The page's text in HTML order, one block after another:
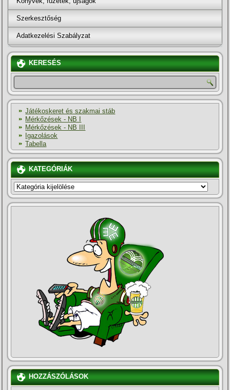
Szerkesztőség
Adatkezelési Szabályzat
KERESÉS
Játékoskeret és szakmai stáb
Mérkőzések - NB I
Mérkőzések - NB III
Igazolások
Tabella
KATEGÓRIÁK
KATEGÓRIÁK
HOZZÁSZÓLÁSOK